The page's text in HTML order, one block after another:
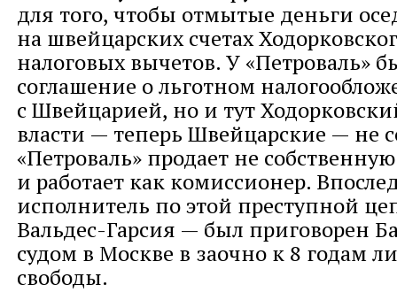
для того, чтобы отмытые деньги
на швейцарских счетах
налоговых вычетов. У «Петроваль»
соглашение о льготном
с Швейцарией, но и тут
власти — теперь Швейцарские — не
«Петроваль» продает не
и работает как комиссионер.
исполнитель по этой преступной
Вальдес-Гарсия — был приговорен
судом в Москве в заочно к 8 годам
свободы.